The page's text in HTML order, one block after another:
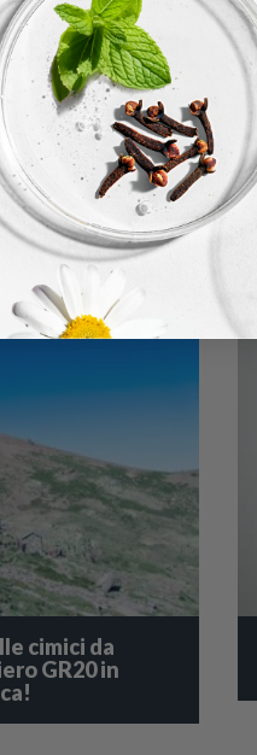
cimici da
GR20 in